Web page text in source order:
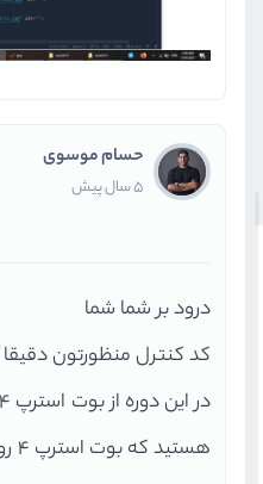
حسام موسوی
5 سال پیش
درود بر شما شما
کد کنترل منظورتون
هستید که بوت استرپ 4 رو نصب کردید ؟